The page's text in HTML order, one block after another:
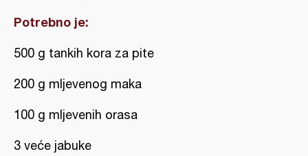
Potrebno je:
500 g tankih kora za pite
200 g mljevenog maka
100 g mljevenih orasa
3 veće jabuke